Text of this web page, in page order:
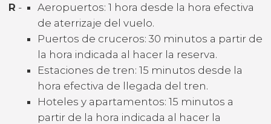
R -
Aeropuertos: 1 hora desde la hora efectiva
de aterrizaje del vuelo.
Puertos de cruceros: 30 minutos a partir de
la hora indicada al hacer la reserva.
Estaciones de tren: 15 minutos desde la
hora efectiva de llegada del tren.
Hoteles y apartamentos: 15 minutos a
partir de la hora indicada al hacer la